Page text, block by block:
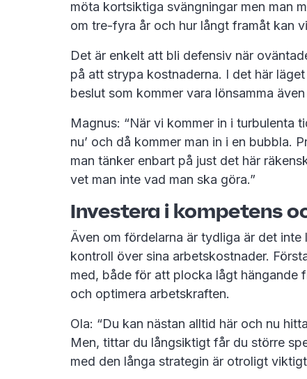
möta kortsiktiga svängningar men man
om tre-fyra år och hur långt framåt kan
Det är enkelt att bli defensiv när
på att strypa kostnaderna. I det här
beslut som kommer vara lönsamma
Magnus: “När vi kommer in i turbulenta
nu’ och då kommer man in i en bubbla.
man tänker enbart på just det här
vet man inte vad man ska göra.”
Investera i kompetens
Även om fördelarna är tydliga är det
kontroll över sina arbetskostnader.
med, både för att plocka lågt hängande
och optimera arbetskraften.
Ola: “Du kan nästan alltid här och nu
Men, tittar du långsiktigt får du större
med den långa strategin är otroligt